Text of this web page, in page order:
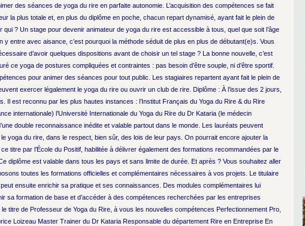
des séances de yoga du rire en parfaite autonomie. L’acquisition des compétences se fait
la plus totale et, en plus du diplôme en poche, chacun repart dynamisé, ayant fait le plein de
qui ? Un stage pour devenir animateur de yoga du rire est accessible à tous, quel que soit l’âge
y entre avec aisance, c’est pourquoi la méthode séduit de plus en plus de débutant(e)s. Vous
d’avoir quelques dispositions avant de choisir un tel stage ? La bonne nouvelle, c’est
ce yoga de postures compliquées et contraintes : pas besoin d’être souple, ni d’être sportif.
pour animer des séances pour tout public. Les stagiaires repartent ayant fait le plein de
exercer légalement le yoga du rire ou ouvrir un club de rire. Diplôme : À l’issue des 2 jours,
Il est reconnu par les plus hautes instances : l’Institut Français du Yoga du Rire & du Rire
internationale) l’Université Internationale du Yoga du Rire du Dr Kataria (le médecin
double reconnaissance inédite et valable partout dans le monde. Les lauréats peuvent
yoga du rire, dans le respect, bien sûr, des lois de leur pays. On pourrait encore ajouter la
titre par l’École du Positif, habilitée à délivrer également des formations recommandées par le
diplôme est valable dans tous les pays et sans limite de durée. Et après ? Vous souhaitez aller
toutes les formations officielles et complémentaires nécessaires à vos projets. Le titulaire
peut ensuite enrichir sa pratique et ses connaissances. Des modules complémentaires lui
sa formation de base et d’accéder à des compétences recherchées par les entreprises
titre de Professeur de Yoga du Rire, à vous les nouvelles compétences Perfectionnement Pro,
Loizeau Master Trainer du Dr Kataria Responsable du département Rire en Entreprise En